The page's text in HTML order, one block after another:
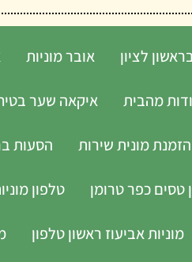
לציון אובר מוניות
מהבית איקאה שער
הזמנת מונית שירות הסעות
טסים כפר טרומן טלפון
מוניות אביעוז ראשון טלפון